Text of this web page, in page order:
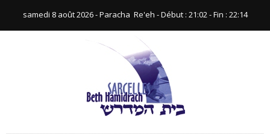
samedi 8 août 2026 - Paracha ‪ Re'eh‬ - Début : 21:02‬ - Fin : ‪22:14‬